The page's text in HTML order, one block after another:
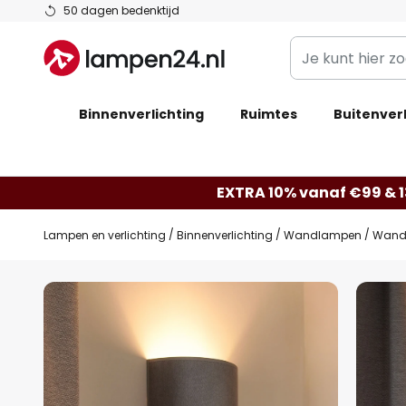
50 dagen bedenktijd
Ga
de
inhoud
Je
kunt
zoeken
webwinkel
Binnenverlichting Ruimtes
EXTRA 10% vanaf €99 &
Lampen en verlichting Binnenverlichting Wandlampen
Ga
naar
het
einde
van